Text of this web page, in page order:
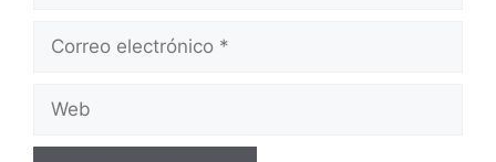
Correo
Web